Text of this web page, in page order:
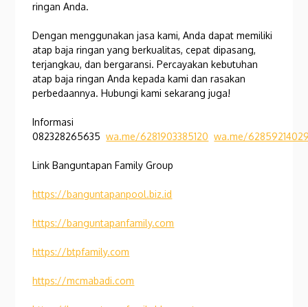
ringan Anda.
Dengan menggunakan jasa kami, Anda dapat memiliki
atap baja ringan yang berkualitas, cepat dipasang,
terjangkau, dan bergaransi. Percayakan kebutuhan
atap baja ringan Anda kepada kami dan rasakan
perbedaannya. Hubungi kami sekarang juga!
Informasi
082328265635wa.me/6281903385120 wa.me/
Link Banguntapan Family Group
https://banguntapanpool.biz.id
https://banguntapanfamily.com
https://btpfamily.com
https://mcmabadi.com